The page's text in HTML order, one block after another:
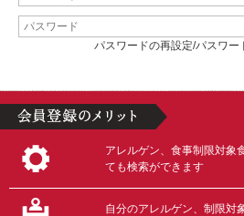
パスワードの再設定/パスワー
アレルゲン、食事制限対象
ても検索ができます
自分のアレルゲン、制限対